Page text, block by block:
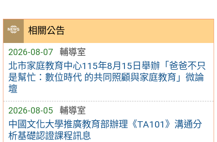
相關公告
2026-08-07 輔導室
北市家庭教育中心115年8月15日舉辦「爸爸不只
是幫忙：數位時代 的共同照顧與家庭教育」微論
壇
2026-08-05 輔導室
中國文化大學推廣教育部辦理《TA101》溝通分
析基礎認證課程訊息